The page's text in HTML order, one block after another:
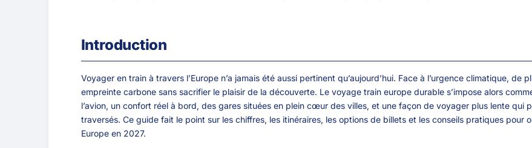
Introduction
Voyager en train à travers l’Europe n’a jamais été aussi pertinent qu’aujourd’hui. Face à l’urgence climatique,
empreinte carbone sans sacrifier le plaisir de la découverte. Le voyage train europe durable s’impose alors
l’avion, un confort réel à bord, des gares situées en plein cœur des villes, et une façon de voyager plus lente qui
traversés. Ce guide fait le point sur les chiffres, les itinéraires, les options de billets et les conseils pratiques pour
Europe en 2027.